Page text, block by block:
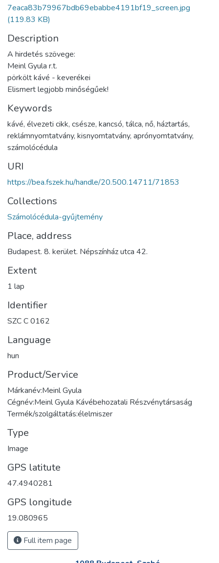
7eaca83b79967bdb69ebabbe4191bf19_screen.jpg
(119.83 KB)
Description
A hirdetés szövege:
Meinl Gyula r.t.
pörkölt kávé - keverékei
Elismert legjobb minőségűek!
Keywords
kávé, élvezeti cikk, csésze, kancsó, tálca, nő, háztartás,
reklámnyomtatvány, kisnyomtatvány, aprónyomtatvány,
számolócédula
URI
https://bea.fszek.hu/handle/20.500.14711/71853
Collections
Számolócédula-gyűjtemény
Place, address
Budapest. 8. kerület. Népszínház utca 42.
Extent
1 lap
Identifier
SZC C 0162
Language
hun
Product/Service
Márkanév:Meinl Gyula
Cégnév:Meinl Gyula Kávébehozatali Részvénytársaság
Termék/szolgáltatás:élelmiszer
Type
Image
GPS latitute
47.4940281
GPS longitude
19.080965
Full item page